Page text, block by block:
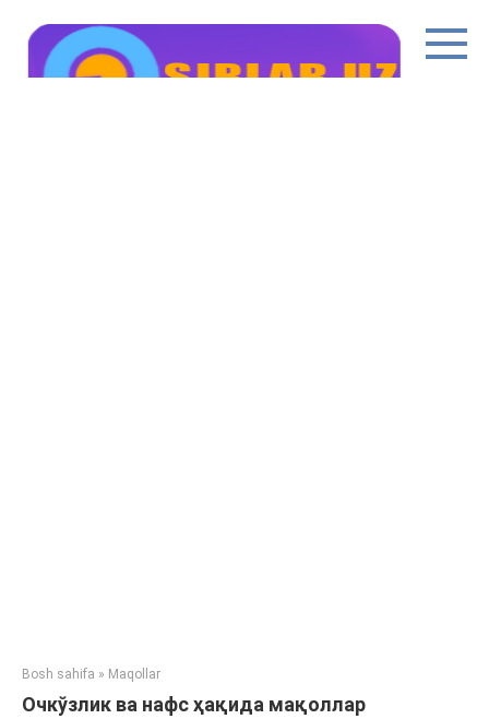
контенту
Bosh sahifa » Maqollar
Очкўзлик ва нафс ҳақида мақоллар